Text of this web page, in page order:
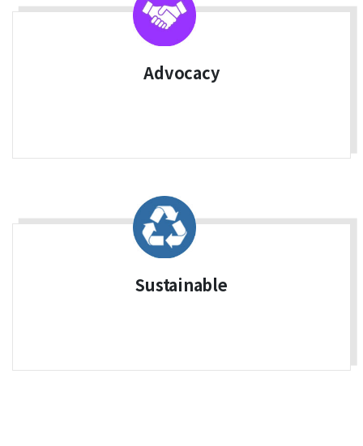
Advocacy
Sustainable